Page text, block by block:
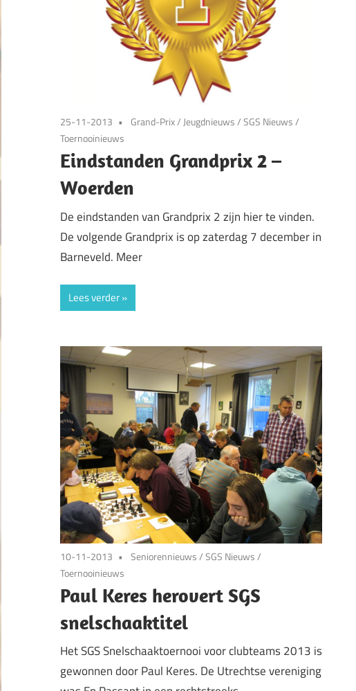
25-11-2013 Grand-Prix/Jeugdnieuws/SGS Nieuws/
Toernooinieuws
Eindstanden Grandprix 2 –
Woerden
De eindstanden van Grandprix 2 zijn hier te vinden.
De volgende Grandprix is op zaterdag 7 december in
Barneveld. Meer
Lees verder
10-11-2013 Seniorennieuws/SGS Nieuws/
Toernooinieuws
Paul Keres herovert SGS
snelschaaktitel
Het SGS Snelschaaktoernooi voor clubteams 2013 is
gewonnen door Paul Keres. De Utrechtse vereniging